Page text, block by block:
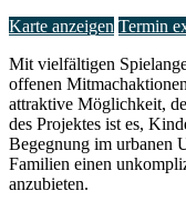
Karte anzeigen Termin
Mit vielfältigen
offenen
attraktive Möglichkeit,
des Projektes ist es,
Begegnung im urbanen
Familien einen
anzubieten.